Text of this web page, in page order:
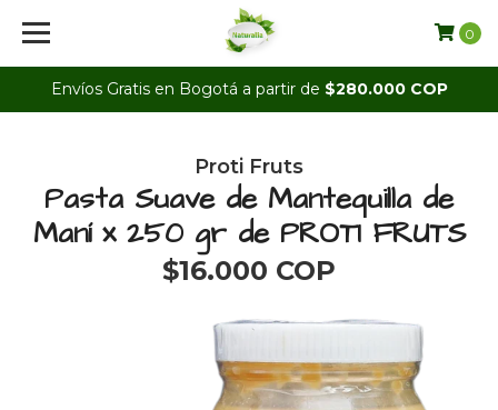
Envíos Gratis en Bogotá a partir de $280.000 COP
0
Proti Fruts
Pasta Suave de Mantequilla de
Maní x 250 gr de PROTI FRUTS
$16.000 COP